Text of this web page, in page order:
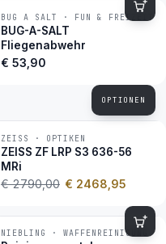
BESTSELLER
BUG A SALT · FUN & FREIZEIT
BUG-A-SALT
Fliegenabwehr
€ 53,90
OPTIONEN
−12 %
ZEISS · OPTIKEN
ZEISS ZF LRP S3 636-56
MRi
€ 2790,00 € 2468,95
BESTSELLER
NIEBLING · WAFFENREINIGUNG